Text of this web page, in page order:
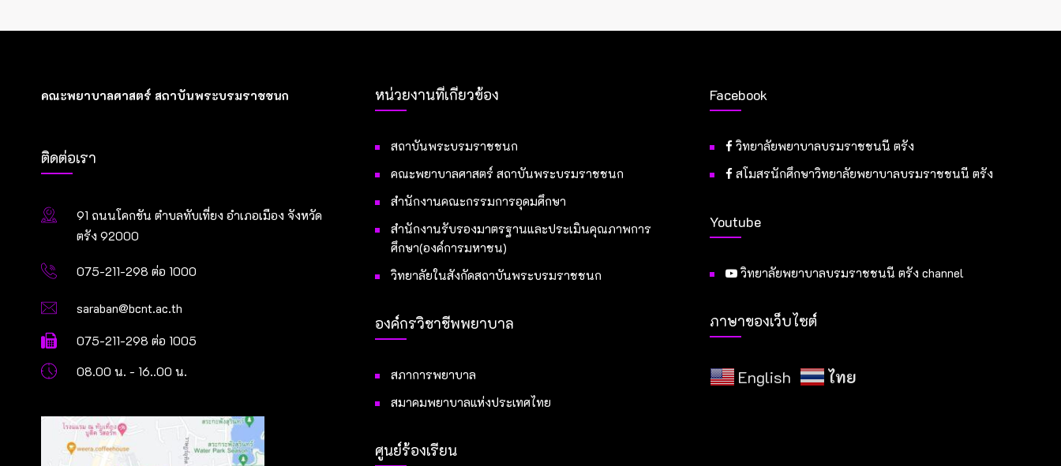
คณะพยาบาลศาสตร์ สถาบันพระบรมราชชนก
ติดต่อเรา
91 ถนนโคกขัน ตำบลทับเที่ยง อำเภอเมือง จังหวัด
ตรัง 92000
075-211-298 ต่อ 1000
saraban@bcnt.ac.th
075-211-298 ต่อ 1005
08.00 น. - 16..00 น.
หน่วยงานที่เกี่ยวข้อง
สถาบันพระบรมราชชนก
คณะพยาบาลศาสตร์ สถาบันพระบรมราชชนก
สำนักงานคณะกรรมการอุดมศึกษา
สำนักงานรับรองมาตรฐานและประเมินคุณภาพการ
ศึกษา(องค์การมหาชน)
วิทยาลัยในสังกัดสถาบันพระบรมราชชนก
องค์กรวิชาชีพพยาบาล
สภาการพยาบาล
สมาคมพยาบาลแห่งประเทศไทย
ศูนย์ร้องเรียน
Facebook
วิทยาลัยพยาบาลบรมราชชนนี ตรัง
สโมสรนักศึกษาวิทยาลัยพยาบาลบรมราชชนนี ตรัง
Youtube
วิทยาลัยพยาบาลบรมราชชนนี ตรัง channel
ภาษาของเว็บไซต์
English ไทย